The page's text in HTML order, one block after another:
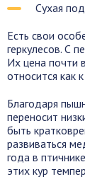
Сухая
Есть свои
геркулесов. С
Их цена почти
относится как
Благодаря
переносит
быть
развиваться
года в
этих кур